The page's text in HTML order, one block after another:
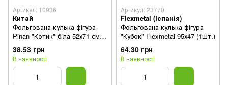
Артикул: 10936
Китай
Фольгована кулька фігура
Pinan "Котик" біла 52х71 см.
в уп. (1шт.)
38.53 грн
В наявності
Артикул: 23770
Flexmetal (Іспанія)
Фольгована кулька фігура
"Кубок" Flexmetal 95х47 (1шт.)
64.30 грн
В наявності